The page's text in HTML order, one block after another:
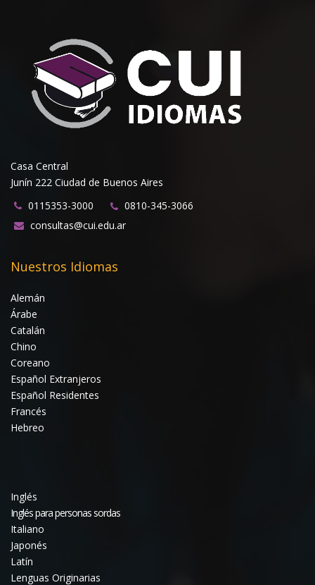
Casa Central
Junín 222 Ciudad de Buenos Aires
0115353-3000
0810-345-3066
consultas@cui.edu.ar
Nuestros Idiomas
Alemán
Árabe
Catalán
Chino
Coreano
Español Extranjeros
Español Residentes
Francés
Hebreo
Inglés
Inglés para personas sordas
Italiano
Japonés
Latín
Lenguas Originarias